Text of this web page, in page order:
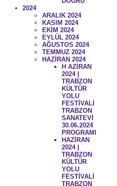
2024
ARALIK 2024
KASIM 2024
EKİM 2024
EYLÜL 2024
AĞUSTOS 2024
TEMMUZ 2024
HAZİRAN 2024
H AZİRAN
2024 |
TRABZON
KÜLTÜR
YOLU
FESTİVALİ
TRABZON
SANATEVİ
30.06.2024
PROGRAMI
HAZİRAN
2024 |
TRABZON
KÜLTÜR
YOLU
FESTİVALİ
TRABZON